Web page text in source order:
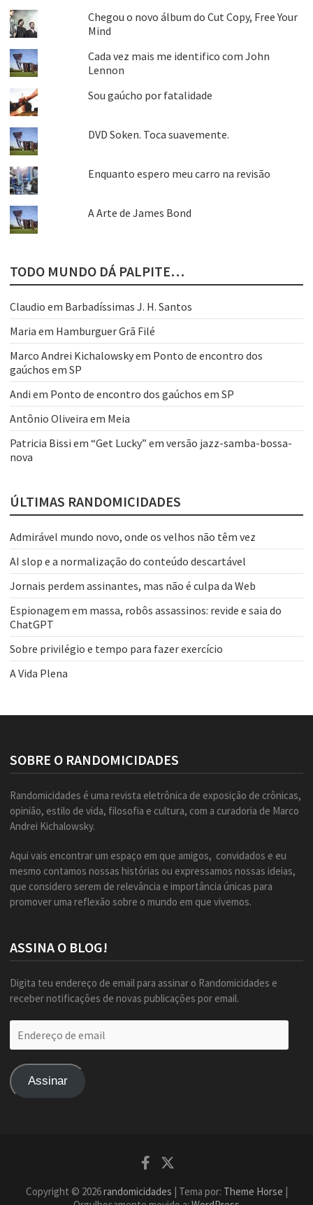
Chegou o novo álbum do Cut Copy, Free Your
Mind
Cada vez mais me identifico com John
Lennon
Sou gaúcho por fatalidade
DVD Soken. Toca suavemente.
Enquanto espero meu carro na revisão
A Arte de James Bond
TODO MUNDO DÁ PALPITE…
Claudio em Barbadíssimas J. H. Santos
Maria em Hamburguer Grã Filé
Marco Andrei Kichalowskyem Ponto de encontro dos
gaúchos em SP
Andi em Ponto de encontro dos gaúchos em SP
Antônio Oliveira em Meia
Patricia Bissi em “Get Lucky” em versão jazz-samba-bossa-
nova
ÚLTIMAS RANDOMICIDADES
Admirável mundo novo, onde os velhos não têm vez
AI slop e a normalização do conteúdo descartável
Jornais perdem assinantes, mas não é culpa da Web
Espionagem em massa, robôs assassinos: revide e saia do
ChatGPT
Sobre privilégio e tempo para fazer exercício
A Vida Plena
SOBRE O RANDOMICIDADES
Randomicidades é uma revista eletrônica de exposição de crônicas,
opinião, estilo de vida, filosofia e cultura, com a curadoria de Marco
Andrei Kichalowsky.
Aqui vais encontrar um espaço em que amigos, convidados e eu
mesmo contamos nossas histórias ou expressamos nossas ideias,
que considero serem de relevância e importância únicas para
promover uma reflexão sobre o mundo em que vivemos.
ASSINA O BLOG!
Digita teu endereço de email para assinar o Randomicidades e
receber notificações de novas publicações por email.
de
Assinar
Facebook
Copyright © 2026randomicidades | Tema por: Theme Horse |